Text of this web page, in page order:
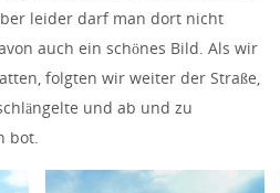
leider darf man dort nicht
auch ein schönes Bild. Als wir
folgten wir weiter der Straße,
und ab und zu
bot.